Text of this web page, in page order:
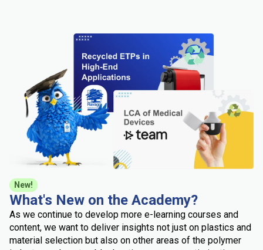
New!
What's New on the Academy?
As we continue to develop more e-learning courses and
content, we want to deliver insights not just on plastics and
material selection but also on other areas of the polymer